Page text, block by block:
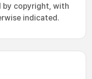
by copyright, with
indicated.